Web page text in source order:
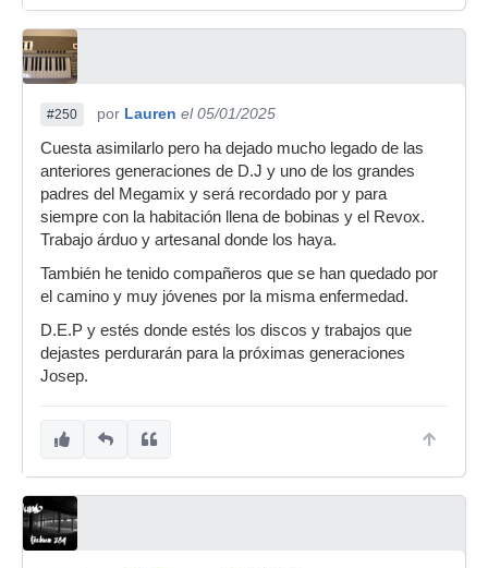
#250 por Lauren el 05/01/2025
Cuesta asimilarlo pero ha dejado mucho legado de las
anteriores generaciones de D.J y uno de los grandes
padres del Megamix y será recordado por y para
siempre con la habitación llena de bobinas y el Revox.
Trabajo árduo y artesanal donde los haya.
También he tenido compañeros que se han quedado por
el camino y muy jóvenes por la misma enfermedad.
D.E.P y estés donde estés los discos y trabajos que
dejastes perdurarán para la próximas generaciones
Josep.